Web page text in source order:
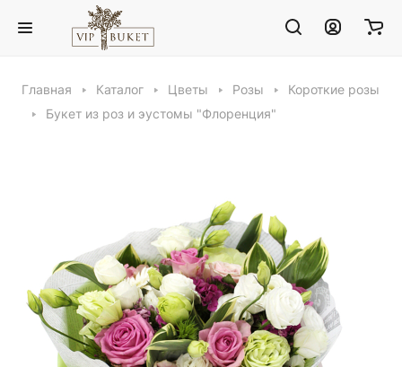
Главная Каталог Цветы Розы
Короткие розы
Букет из роз и эустомы "Флоренция"